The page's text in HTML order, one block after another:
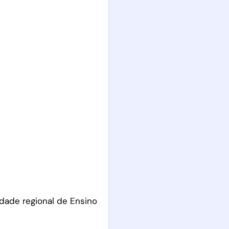
regional de Ensino